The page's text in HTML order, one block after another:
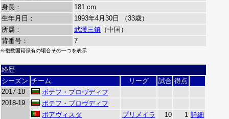
身長：
181 cm
生年月日：
1993年4月30日 （33歳）
所属：
武漢三鎮 （中国）
背番号：
7
※複数国籍保有の場合その一つを表示
経歴
シーズン チーム リーグ 試合 得点
2017-18
ボテフ・プロヴディフ
2018-19
ボテフ・プロヴディフ
ボアヴィスタ
プリメイラ 10 1 詳細